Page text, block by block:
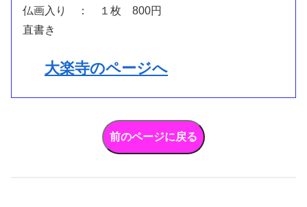
仏画入り ： １枚 800円
直書き
大楽寺のページへ